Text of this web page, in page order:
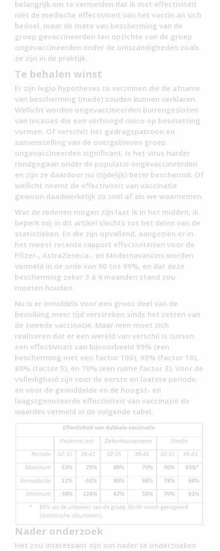
belangrijk om te vermelden dat ik met effectiviteit
niet de medische effectiviteit van het vaccin an sich
bedoel, maar de mate van bescherming van de
groep gevaccineerden ten opzichte van de groep
ongevaccineerden onder de omstandigheden zoals
ze zijn in de praktijk.
Te behalen winst
Er zijn legio hypotheses te verzinnen die de afname
van bescherming (mede) zouden kunnen verklaren.
Wellicht worden ongevaccineerden buitengesloten
van locaties die een verhoogd risico op besmetting
vormen. Of verschilt het gedragspatroon en
samenstelling van de overgebleven groep
ongevaccineerden significant. Is het virus harder
rondgegaan onder de populatie ongevaccineerden
en zijn ze daardoor nu (tijdelijk) beter beschermd. Of
wellicht neemt de effectiviteit van vaccinatie
gewoon daadwerkelijk zo snel af als we waarnemen.
Wat de redenen mogen zijn laat ik in het midden; ik
beperk mij in dit artikel slechts tot het delen van de
statistieken. En die zijn opvallend, aangezien er in
het meest recente rapport effectiviteiten voor de
Pfizer-, AstraZeneca-, en Modernavaccins worden
vermeld in de orde van 90 tot 99%, en dat deze
bescherming zeker 3 à 4 maanden stand zou
moeten houden.
Nu is er inmiddels voor een groot deel van de
bevolking meer tijd verstreken sinds het zetten van
de tweede vaccinatie. Maar men moet zich
realiseren dat er een wereld van verschil is tussen
een effectiviteit van bijvoorbeeld 99% (een
bescherming met een factor 100), 90% (factor 10),
80% (factor 5), en 70% (een ruime factor 3). Voor de
volledigheid zijn voor de eerste en laatste periode,
en voor de gemiddelde en de hoogst- en
laagstgenoteerde effectiviteit van vaccinatie de
waardes vermeld in de volgende tabel.
Nader onderzoek
Het zou interessant zijn om nader te onderzoeken